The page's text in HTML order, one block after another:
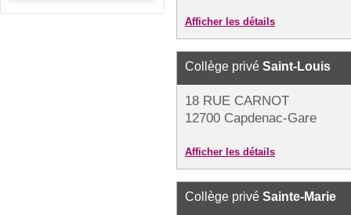
Afficher les détails
Collège privé Saint-Louis
18 RUE CARNOT
12700 Capdenac-Gare
Afficher les détails
Collège privé Sainte-Marie